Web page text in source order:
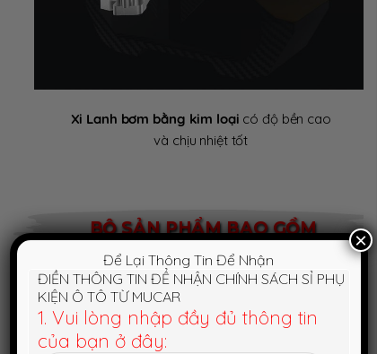
Xi Lanh bơm bằng kim loại có độ bền cao
và chịu nhiệt tốt
BỘ SẢN PHẨM BAO GỒM
Để Lại Thông Tin Để Nhận
ĐIỀN THÔNG TIN ĐỂ NHẬN CHÍNH SÁCH SỈ PHỤ
KIỆN Ô TÔ TỪ MUCAR
1. Vui lòng nhập đầy đủ thông tin
của bạn ở đây:
×